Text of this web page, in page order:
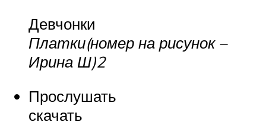
Девчонки
Платки(номер на рисунок –
Ирина Ш)2
Прослушать
скачать